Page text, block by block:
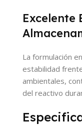
Excelente
La formulación
estabilidad
ambientales,
del reactivo